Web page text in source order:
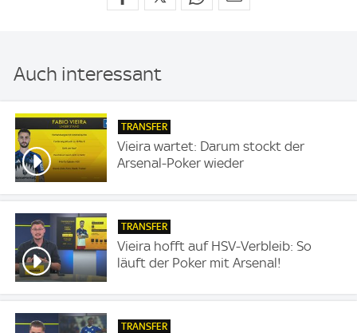
Auch interessant
TRANSFER
Vieira wartet: Darum stockt der
Arsenal-Poker wieder
TRANSFER
Vieira hofft auf HSV-Verbleib: So
läuft der Poker mit Arsenal!
TRANSFER